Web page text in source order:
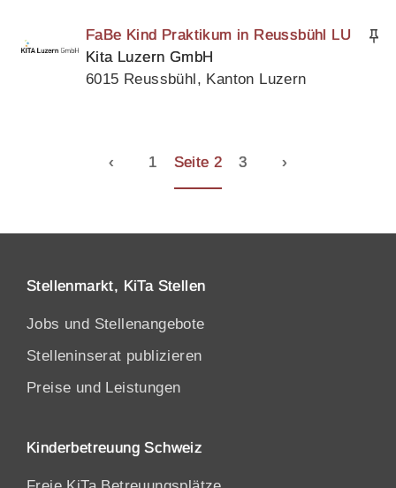
FaBe Kind Praktikum in Reussbühl LU
Kita Luzern GmbH
6015 Reussbühl, Kanton Luzern
‹ 1 Seite 2 3 ›
Stellenmarkt, KiTa Stellen
Jobs und Stellenangebote
Stelleninserat publizieren
Preise und Leistungen
Kinderbetreuung Schweiz